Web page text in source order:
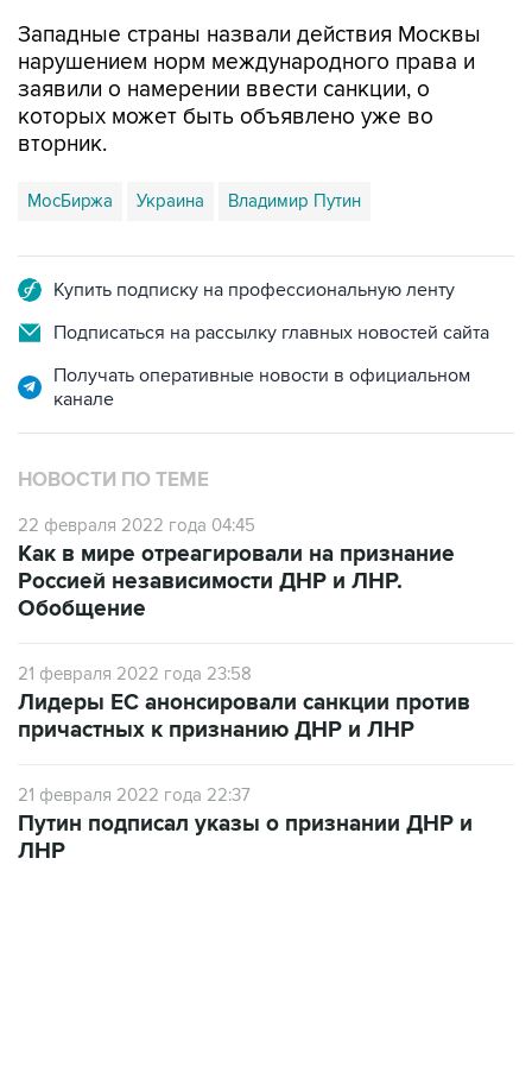
Западные страны назвали действия Москвы
нарушением норм международного права и
заявили о намерении ввести санкции, о
которых может быть объявлено уже во
вторник.
МосБиржа Украина Владимир Путин
Купить подписку на профессиональную ленту
Подписаться на рассылку главных новостей сайта
Получать оперативные новости в официальном
канале
НОВОСТИ ПО ТЕМЕ
22 февраля 2022 года 04:45
Как в мире отреагировали на признание
Россией независимости ДНР и ЛНР.
Обобщение
21 февраля 2022 года 23:58
Лидеры ЕС анонсировали санкции против
причастных к признанию ДНР и ЛНР
21 февраля 2022 года 22:37
Путин подписал указы о признании ДНР и
ЛНР